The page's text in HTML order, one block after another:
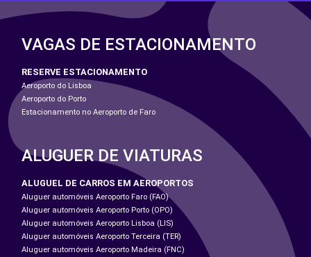
VAGAS DE ESTACIONAMENTO
RESERVE ESTACIONAMENTO
Aeroporto do Lisboa
Aeroporto do Porto
Estacionamento no Aeroporto de Faro
ALUGUER DE VIATURAS
ALUGUEL DE CARROS EM AEROPORTOS
Aluguer automóveis Aeroporto Faro (FAO)
Aluguer automóveis Aeroporto Porto (OPO)
Aluguer automóveis Aeroporto Lisboa (LIS)
Aluguer automóveis Aeroporto Terceira (TER)
Aluguer automóveis Aeroporto Madeira (FNC)